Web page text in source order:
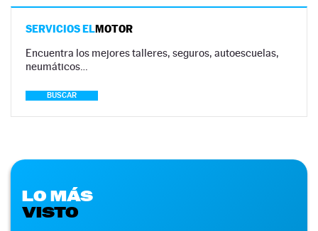
SERVICIOS ELMOTOR
Encuentra los mejores talleres, seguros, autoescuelas,
neumáticos…
BUSCAR
LO MÁS
VISTO